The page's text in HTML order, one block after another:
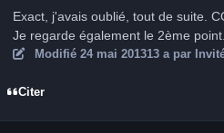
Exact, j'avais oublié, tout de suite.
Je regarde également le 2ème point.
Modifié 24 mai 201313 apar
Citer